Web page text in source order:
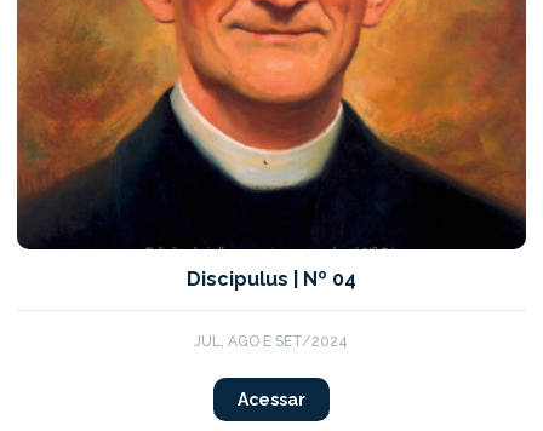
Discipulus | Nº 04
JUL, AGO E SET/2024
Acessar